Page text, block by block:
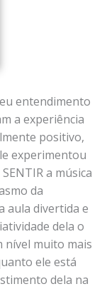
entendimento
a experiência
positivo,
experimentou
a música
da
aula divertida e
dela o
nível muito mais
ele está
dela na